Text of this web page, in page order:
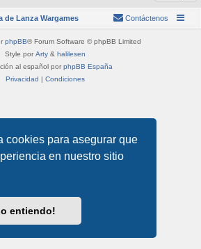
cookies para asegurar que
en nuestro sitio
entiendo!
de Lanza Wargames Contáctenos
phpBB® Forum Software © phpBB Limited
Style por Arty & halilesen
al español por phpBB España
Privacidad | Condiciones